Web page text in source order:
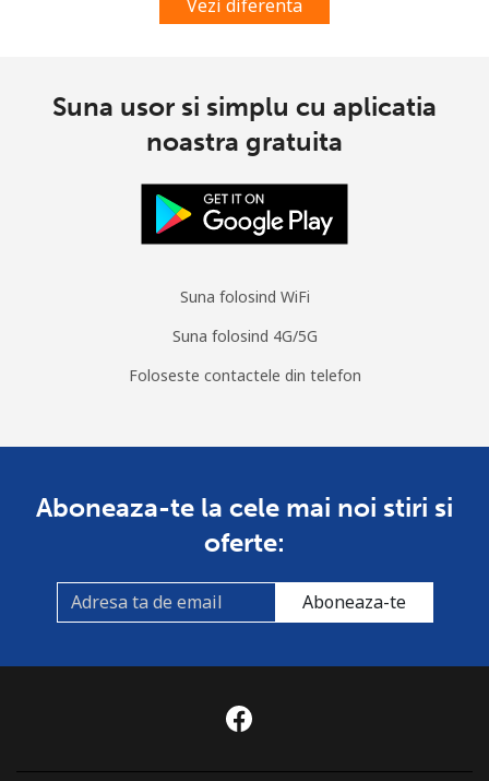
Vezi diferenta
Suna usor si simplu cu aplicatia
noastra gratuita
Suna folosind WiFi
Suna folosind 4G/5G
Foloseste contactele din telefon
Aboneaza-te la cele mai noi stiri si
oferte:
Aboneaza-te